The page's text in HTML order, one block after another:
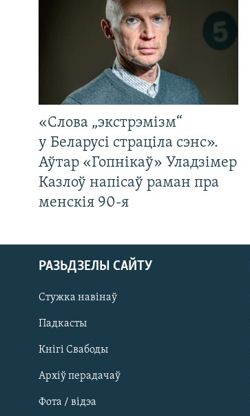
«Слова „экстрэмізм“
у Беларусі страціла сэнс».
Аўтар «Гопнікаў» Уладзімер
Казлоў напісаў раман пра
менскія 90-я
РАЗЬДЗЕЛЫ САЙТУ
Стужка навінаў
Падкасты
Кнігі Свабоды
Архіў перадачаў
Фота / відэа